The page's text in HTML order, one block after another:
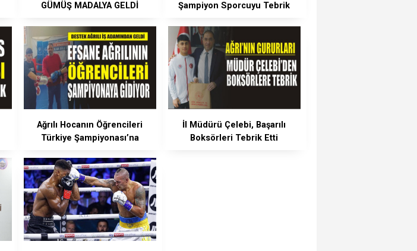
GÜMÜŞ MADALYA GELDİ
Şampiyon Sporcuyu Tebrik
Ağrılı Hocanın Öğrencileri
Türkiye Şampiyonası’na
İl Müdürü Çelebi, Başarılı
Boksörleri Tebrik Etti